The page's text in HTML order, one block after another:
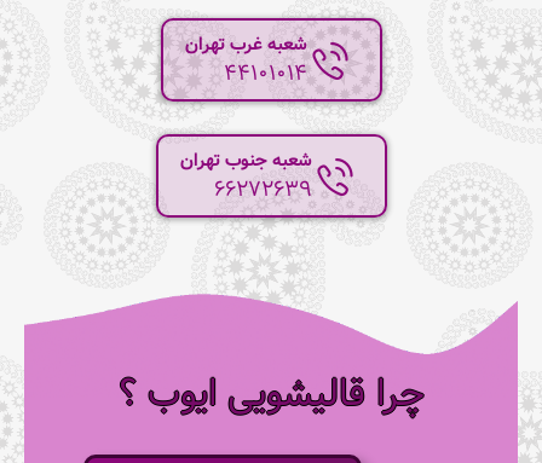
شعبه غرب تهران
44101014
شعبه جنوب تهران
66272639
چرا قالیشویی ایوب ؟